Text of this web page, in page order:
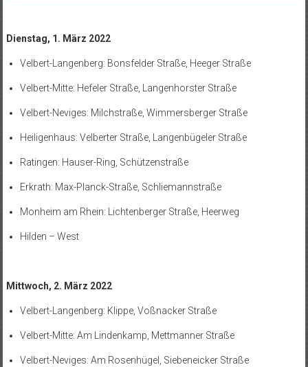
Dienstag, 1. März 2022
Velbert-Langenberg: Bonsfelder Straße, Heeger Straße
Velbert-Mitte: Hefeler Straße, Langenhorster Straße
Velbert-Neviges: Milchstraße, Wimmersberger Straße
Heiligenhaus: Velberter Straße, Langenbügeler Straße
Ratingen: Hauser-Ring, Schützenstraße
Erkrath: Max-Planck-Straße, Schliemannstraße
Monheim am Rhein: Lichtenberger Straße, Heerweg
Hilden – West
Mittwoch, 2. März 2022
Velbert-Langenberg: Klippe, Voßnacker Straße
Velbert-Mitte: Am Lindenkamp, Mettmanner Straße
Velbert-Neviges: Am Rosenhügel, Siebeneicker Straße